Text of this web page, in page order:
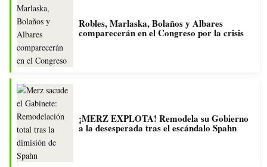
Robles, Marlaska, Bolaños y Albares
comparecerán en el Congreso por la crisis
¡MERZ EXPLOTA! Remodela su Gobierno
a la desesperada tras el escándalo Spahn